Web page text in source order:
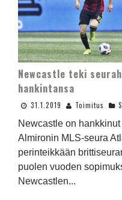
Newcastle teki
hankintansa
31.1.2019 Toimitus
Newcastle on
Almironin MLS-seura
perinteikkään
puolen vuoden
Newcastlen...